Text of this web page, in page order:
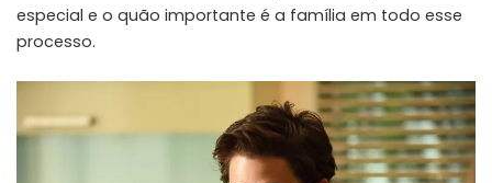
especial e o quão importante é a família em todo esse
processo.